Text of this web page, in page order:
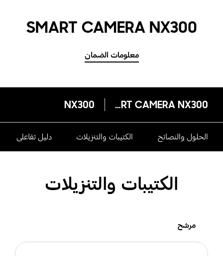
SMART CAMERA NX300
معلومات الضمان
SMART CAMERA NX300
NX300
الحلول والنصائح الكتيبات والتنزيلات دليل تفاعلى
الكتيبات والتنزيلات
مرشح